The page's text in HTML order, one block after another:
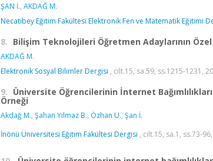
ŞAN İ., AKDAĞ M.
Necatibey Eğitim Fakültesi Elektronik Fen ve Matematik Eğitimi
8. Bilişim Teknolojileri Öğretmen Adaylarının
AKDAĞ M.
Elektronik Sosyal Bilimler Dergisi , cilt.15, sa.59, ss.1215-1231,
9. Üniversite Öğrencilerinin İnternet
Örneği
Akdağ M., Şahan Yılmaz B., Özhan U., Şan İ.
İnönü Üniversitesi Eğitim Fakültesi Dergisi , cilt.15, sa.1, ss.73-